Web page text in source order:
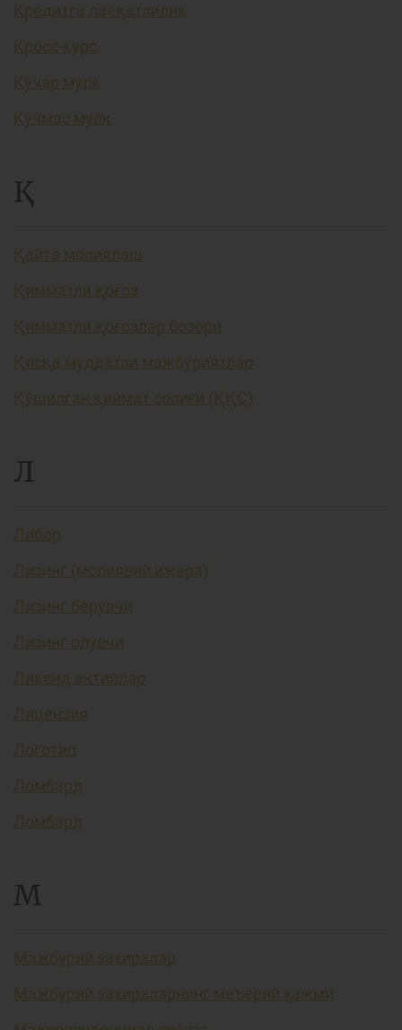
Кредитга лаёқатлилик
Кросс-курс
Кўчар мулк
Кўчмас мулк
Қ
Қайта молиялаш
Қимматли қоғоз
Қимматли қоғозлар бозори
Қисқа муддатли мажбуриятлар
Қўшилган қиймат солиғи (ҚҚС)
Л
Либор
Лизинг (молиявий ижара)
Лизинг берувчи
Лизинг олувчи
Ликвид активлар
Лицензия
Логотип
Ломбард
Ломбард
М
Мажбурий захиралар
Мажбурий захираларнинг меъёрий ҳажми